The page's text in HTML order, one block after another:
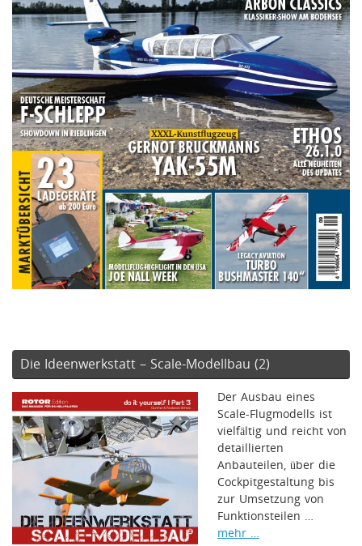
Die Ideenwerkstatt – Scale-Modellbau (2)
Der Ausbau eines
Scale-Flugmodells ist
vielfältig und reicht von
detaillierten
Anbauteilen, über die
Cockpitgestaltung bis
zur Umsetzung von
Funktionsteilen …
mehr …